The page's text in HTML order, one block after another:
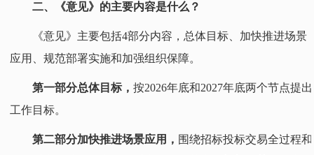
二、《意见》的主要内容是什么？
《意见》主要包括4部分内容，总体目标、加快推进场景
应用、规范部署实施和加强组织保障。
第一部分总体目标，按2026年底和2027年底两个节点提出
工作目标。
第二部分加快推进场景应用， 围绕招标投标交易全过程和